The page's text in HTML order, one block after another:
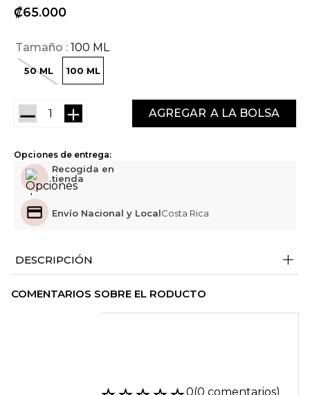
convierte a esta Eau de Parfum en un objeto de deseo.
Los admiradores de Legend se reencontrarán con las
mejoradas con una nueva faceta: frescas hojas de violeta,
realzadas por una magnética nota floral de magnolia y una
cautivadora estela de cuero amaderado vibrante. Una
versión más concentrada con un carácter decidido.
Prepárate para descubrir la intensidad.
₡65 000
Tamaño 100 ML
100 ML
50 ML
＋
－ AGREGAR
Opciones de entrega:
Recogida en
tienda
Envío Nacional y LocalCosta Rica
DESCRIPCIÓN +
COMENTARIOS SOBRE EL RODUCTO
0(0 comentarios)